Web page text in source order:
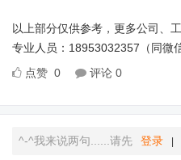
以上部分仅供参考，更多公司、
专业人员：18953032357（同微信
点赞 0 评论 0
^-^我来说两句......请先 登录